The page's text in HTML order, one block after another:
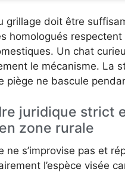
grillage doit être
homologués
Un chat
le mécanisme. La
piège ne bascule
juridique strict
zone rurale
ne s’improvise pas et
l’espèce visée